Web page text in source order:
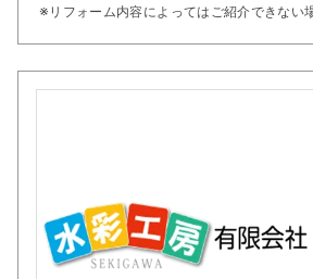
※リフォーム内容によってはご紹介できない